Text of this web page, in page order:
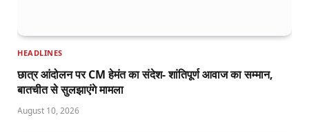
HEADLINES
छात्र आंदोलन पर CM हेमंत का संदेश- शांतिपूर्ण आवाज का सम्मान,
बातचीत से सुलझाएंगे मामला
August 10, 2026